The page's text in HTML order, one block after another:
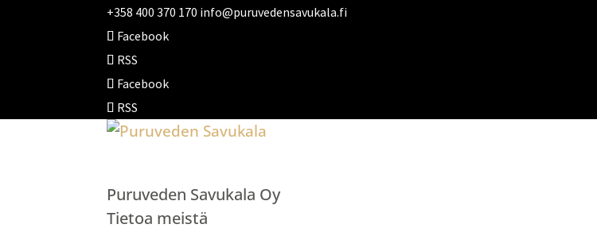
+358 400 370 170 info@puruvedensavukala.fi
Facebook
RSS
Facebook
RSS
Puruveden Savukala Oy
Tietoa meistä